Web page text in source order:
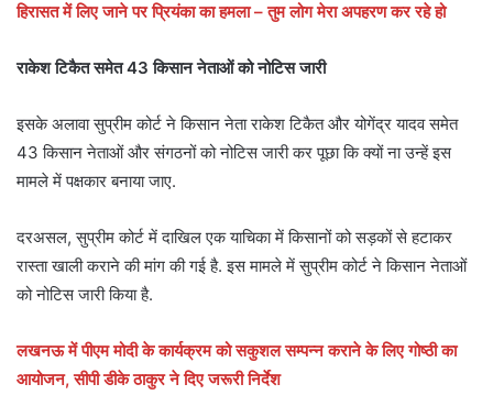
हिरासत में लिए जाने पर प्रियंका का हमला – तुम लोग मेरा अपहरण कर रहे हो
राकेश टिकैत समेत 43 किसान नेताओं को नोटिस जारी
इसके अलावा सुप्रीम कोर्ट ने किसान नेता राकेश टिकैत और योगेंद्र यादव समेत
43 किसान नेताओं और संगठनों को नोटिस जारी कर पूछा कि क्यों ना उन्हें इस
मामले में पक्षकार बनाया जाए.
दरअसल, सुप्रीम कोर्ट में दाखिल एक याचिका में किसानों को सड़कों से हटाकर
रास्ता खाली कराने की मांग की गई है. इस मामले में सुप्रीम कोर्ट ने किसान नेताओं
को नोटिस जारी किया है.
लखनऊ में पीएम मोदी के कार्यक्रम को सकुशल सम्पन्न कराने के लिए गोष्ठी का
आयोजन, सीपी डीके ठाकुर ने दिए जरूरी निर्देश